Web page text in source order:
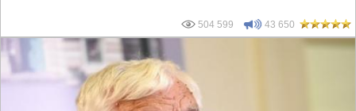
504 599 43 650